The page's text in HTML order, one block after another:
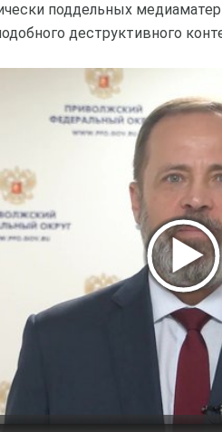
поддельных
деструктивного